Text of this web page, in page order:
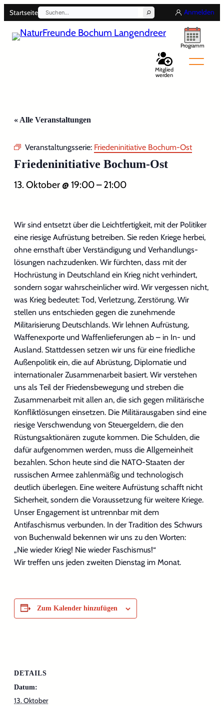
Startseite
Suchen
Anmelden
Programm
Mitglied
werden
Back
« Alle Veranstaltungen
Veranstaltungsserie: Friedeninitiative Bochum-Ost
Friedeninitiative Bochum-Ost
13. Oktober @ 19:00–21:00
Wir sind entsetzt über die Leichtfertigkeit, mit der Politiker
eine riesige Aufrüstung betreiben. Sie reden Kriege herbei,
ohne ernsthaft über Verständigung und Verhandlungs­
lösungen nachzudenken. Wir fürchten, dass mit der
Hochrüstung in Deutschland ein Krieg nicht verhindert,
sondern sogar wahrscheinlicher wird. Wir vergessen nicht,
was Krieg bedeutet: Tod, Verletzung, Zerstörung. Wir
stellen uns entschieden gegen die zunehmende
Militarisierung Deutschlands. Wir lehnen Aufrüstung,
Waffenexporte und Waffenlieferungen ab – in In- und
Ausland. Stattdessen setzen wir uns für eine friedliche
Außenpolitik ein, die auf Abrüstung, Diplomatie und
internationaler Zusammenarbeit basiert. Wir verstehen
uns als Teil der Friedensbewegung und streben die
Zusammenarbeit mit allen an, die sich gegen militärische
Konfliktlösungen einsetzen. Die Militärausgaben sind eine
riesige Verschwendung von Steuergeldern, die den
Rüstungsaktionären zugute kommen. Die Schulden, die
dafür aufgenommen werden, muss die Allgemeinheit
bezahlen. Schon heute sind die NATO-Staaten der
russischen Armee zahlenmäßig und technologisch
deutlich überlegen. Eine weitere Aufrüstung schafft nicht
Sicherheit, sondern die Voraussetzung für weitere Kriege.
Unser Engagement ist untrennbar mit dem
Antifaschismus verbunden. In der Tradition des Schwurs
von Buchenwald bekennen wir uns zu den Worten:
„Nie wieder Krieg! Nie wieder Faschismus!“
Wir treffen uns jeden zweiten Dienstag im Monat.
Zum Kalender hinzufügen
DETAILS
Datum:
13. Oktober